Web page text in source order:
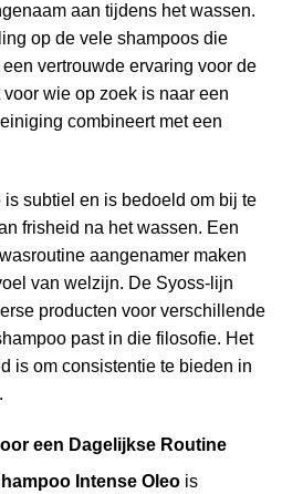
aan tijdens het wassen.
op de vele shampoos die
vertrouwde ervaring voor de
wie op zoek is naar een
combineert met een
subtiel en is bedoeld om bij te
frisheid na het wassen. Een
aangenamer maken
van welzijn. De Syoss-lijn
producten voor verschillende
past in die filosofie. Het
is om consistentie te bieden in
een Dagelijkse Routine
Intense Oleo is